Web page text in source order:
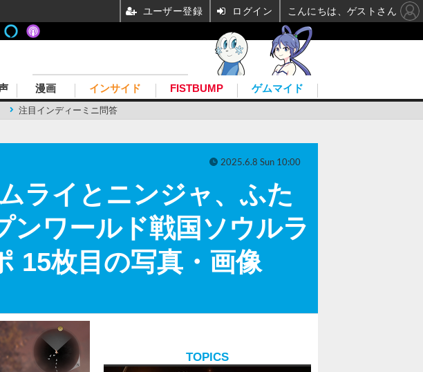
注目インディーミニ問答
漫画 インサイド FISTBUMP ゲムマイド
ライとニンジャ、ふた
ンワールド戦国ソウルラ
15枚目の写真・画像
2025.6.8 Sun 10:00
TOPICS
ユーザー登録 ログイン こんにちは、ゲストさん